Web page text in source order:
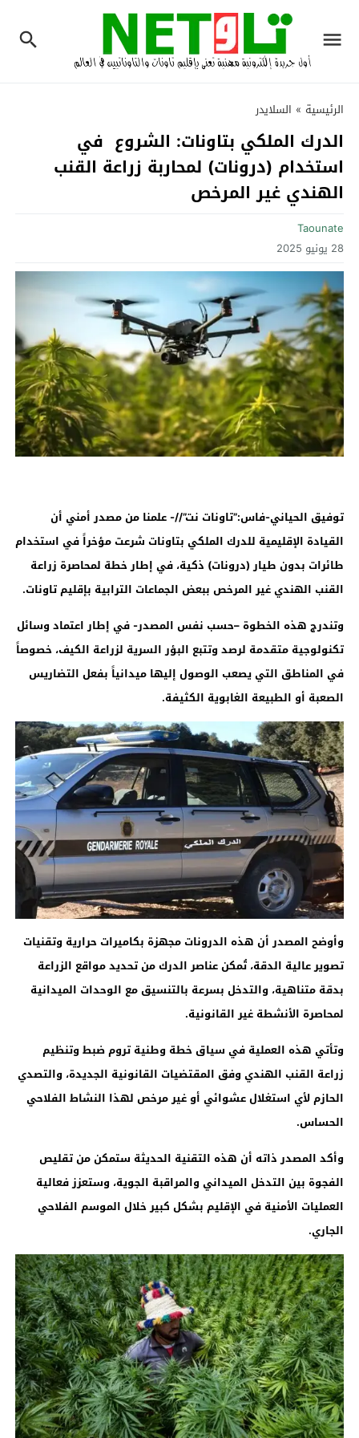
الرئيسية » السلايدر
الدرك الملكي بتاونات: الشروع في
استخدام (درونات) لمحاربة زراعة القنب
الهندي غير المرخص
Taounate
28 يونيو 2025
توفيق الحياني-فاس:”تاونات نت”//- علمنا من مصدر أمني أن
القيادة الإقليمية للدرك الملكي بتاونات شرعت مؤخراً في استخدام
طائرات بدون طيار (درونات) ذكية، في إطار خطة لمحاصرة زراعة
القنب الهندي غير المرخص ببعض الجماعات الترابية بإقليم تاونات.
وتندرج هذه الخطوة –حسب نفس المصدر- في إطار اعتماد وسائل
تكنولوجية متقدمة لرصد وتتبع البؤر السرية لزراعة الكيف، خصوصاً
في المناطق التي يصعب الوصول إليها ميدانياً بفعل التضاريس
الصعبة أو الطبيعة الغابوية الكثيفة.
وأوضح المصدر أن هذه الدرونات مجهزة بكاميرات حرارية وتقنيات
تصوير عالية الدقة، تُمكن عناصر الدرك من تحديد مواقع الزراعة
بدقة متناهية، والتدخل بسرعة بالتنسيق مع الوحدات الميدانية
لمحاصرة الأنشطة غير القانونية.
وتأتي هذه العملية في سياق خطة وطنية تروم ضبط وتنظيم
زراعة القنب الهندي وفق المقتضيات القانونية الجديدة، والتصدي
الحازم لأي استغلال عشوائي أو غير مرخص لهذا النشاط الفلاحي
الحساس.
وأكد المصدر ذاته أن هذه التقنية الحديثة ستمكن من تقليص
الفجوة بين التدخل الميداني والمراقبة الجوية، وستعزز فعالية
العمليات الأمنية في الإقليم بشكل كبير خلال الموسم الفلاحي
الجاري.